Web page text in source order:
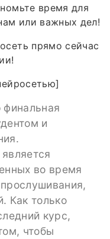
время для
или важных дел!
прямо сейчас
финальная
и
во время
Как только
курс,
чтобы